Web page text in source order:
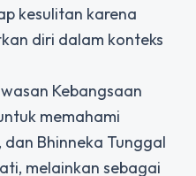
kesulitan karena
diri dalam konteks
Kebangsaan
memahami
dan Bhinneka Tunggal
melainkan sebagai